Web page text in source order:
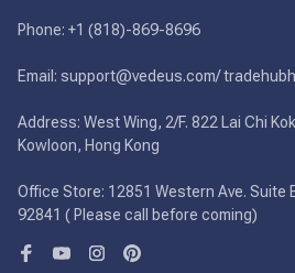
Phone: +1 (818)-869-8696
Email: support@vedeus.com/
Address: West Wing, 2/F. 822 Lai Chi
Kowloon, Hong Kong
Office Store: 12851 Western Ave. Suite
92841 ( Please call before coming)